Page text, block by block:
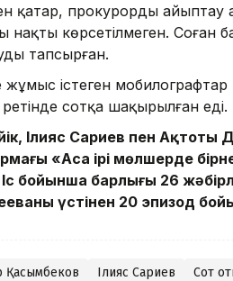
қатар, прокурордың айыптау
нақты көрсетілмеген. Соған
тапсырған.
жұмыс істеген
сотқа шақырылған еді.
Ілияс Сариев пен
«Аса ірі мөлшерде
бойынша барлығы 26
үстінен 20 эпизод
Қасымбеков Ілияс Сариев Сот